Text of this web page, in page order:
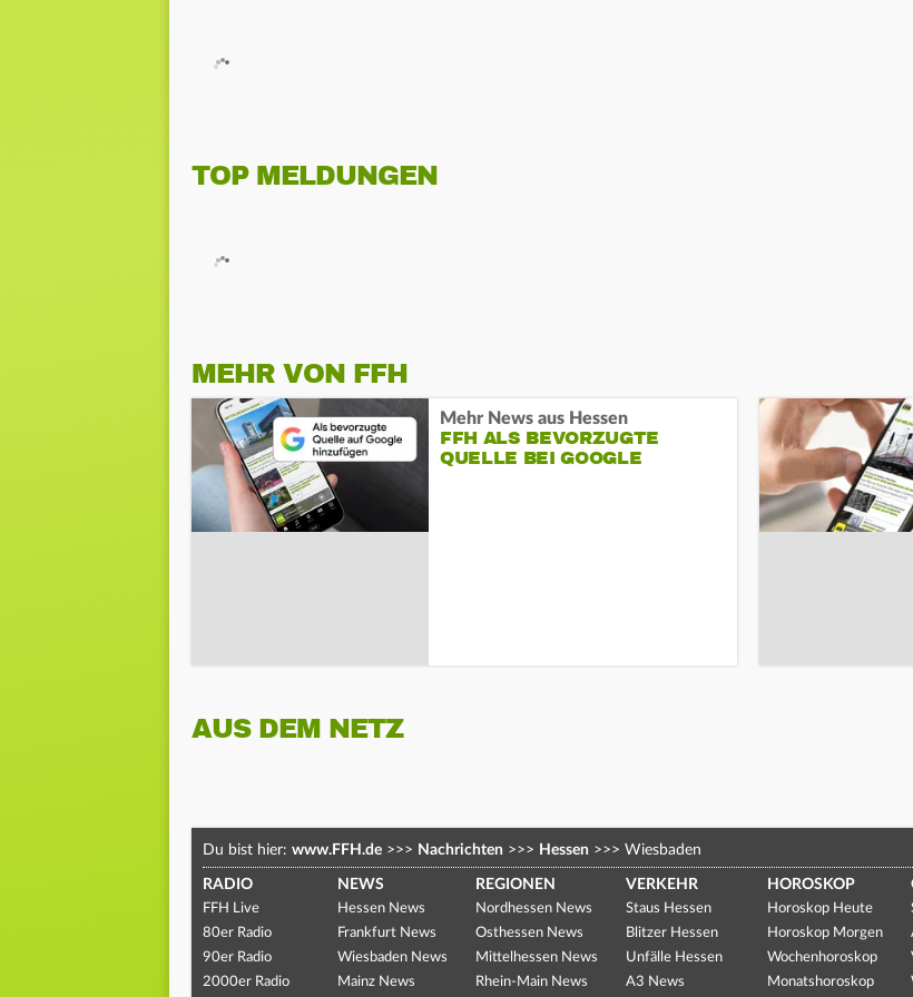
TOP MELDUNGEN
MEHR VON FFH
Mehr News aus Hessen
FFH ALS BEVORZUGTE
QUELLE BEI GOOGLE
AUS DEM NETZ
Du bist hier: www.FFH.de >>> Nachrichten >>> Hessen >>> Wiesbaden
RADIO
FFH Live
80er Radio
90er Radio
2000er Radio
NEWS
Hessen News
Frankfurt News
Wiesbaden News
Mainz News
REGIONEN
Nordhessen News
Osthessen News
Mittelhessen News
Rhein-Main News
VERKEHR
Staus Hessen
Blitzer Hessen
Unfälle Hessen
A3 News
HOROSKOP
Horoskop Heute
Horoskop Morgen
Wochenhoroskop
Monatshoroskop